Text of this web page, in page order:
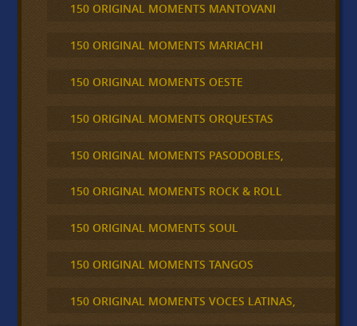
150 ORIGINAL MOMENTS MANTOVANI
150 ORIGINAL MOMENTS MARIACHI
150 ORIGINAL MOMENTS OESTE
150 ORIGINAL MOMENTS ORQUESTAS
150 ORIGINAL MOMENTS PASODOBLES,
150 ORIGINAL MOMENTS ROCK & ROLL
150 ORIGINAL MOMENTS SOUL
150 ORIGINAL MOMENTS TANGOS
150 ORIGINAL MOMENTS VOCES LATINAS,